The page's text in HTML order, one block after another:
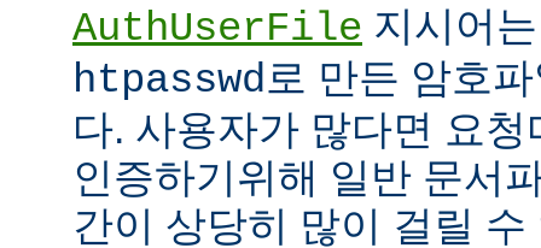
AuthUserFile 지시어
htpasswd 로 만든 암호
다. 사용자가 많다면 요
인증하기위해 일반 문서
간이 상당히 많이 걸릴